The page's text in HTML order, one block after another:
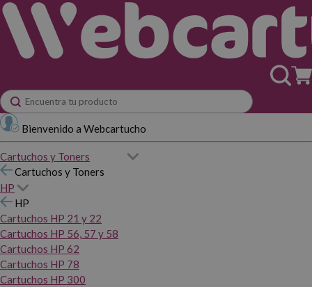
Bienvenido a Webcartucho
Cartuchos y Toners
Cartuchos y Toners
HP
HP
Cartuchos HP 21 y 22
Cartuchos HP 56, 57 y 58
Cartuchos HP 62
Cartuchos HP 78
Cartuchos HP 300